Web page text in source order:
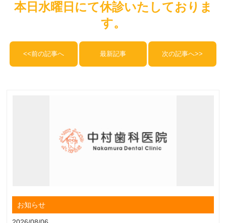
本日水曜日にて休診いたしておりま
す。
<<前の記事へ 最新記事 次の記事へ>>
お知らせ